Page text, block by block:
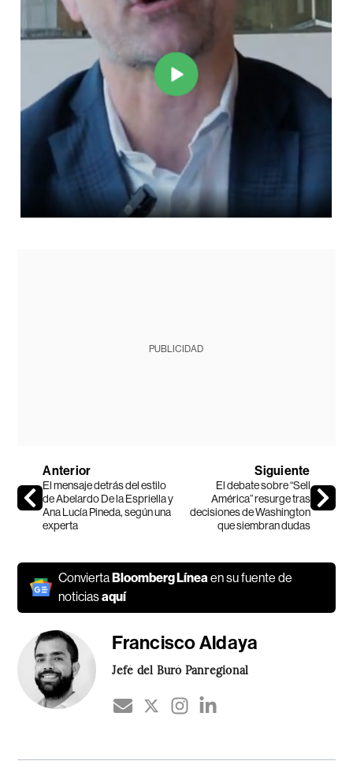
PUBLICIDAD
Anterior
El mensaje detrás del estilo
de Abelardo De la Espriella y
Ana Lucía Pineda, según una
experta
Siguiente
El debate sobre “Sell
América” resurge tras
decisiones de Washington
que siembran dudas
ConviertaBloomberg Línea en su fuente de
noticiasaquí
Francisco Aldaya
Jefé del Buró Panregional